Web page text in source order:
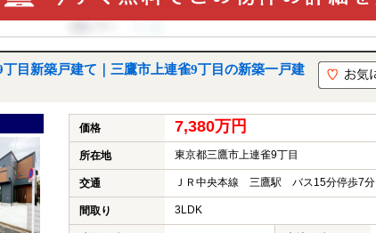
丁目新築戸建て｜三鷹市上連雀9丁目の新築一戸建
価格 7,380万円
所在地 東京都三鷹市上連雀9丁目
交通 ＪＲ中央本線 三鷹駅 バス15分停歩7分
間取り 3LDK